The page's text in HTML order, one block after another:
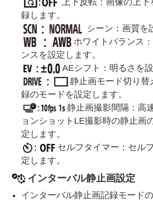
録します。
シーン：画質を
ホワイトバランス
ンスを設定します。
AEシフト：明るさを設
静止画モード切り替
録のモードを設定します。
静止画撮影間隔：高
ョンショットLE撮影時の静止画
定します。
セルフタイマー：セル
定します。
インターバル静止画設定
インターバル静止画記録モード